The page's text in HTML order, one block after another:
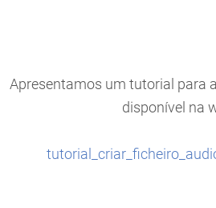
Apresentamos um tutorial para
disponível na